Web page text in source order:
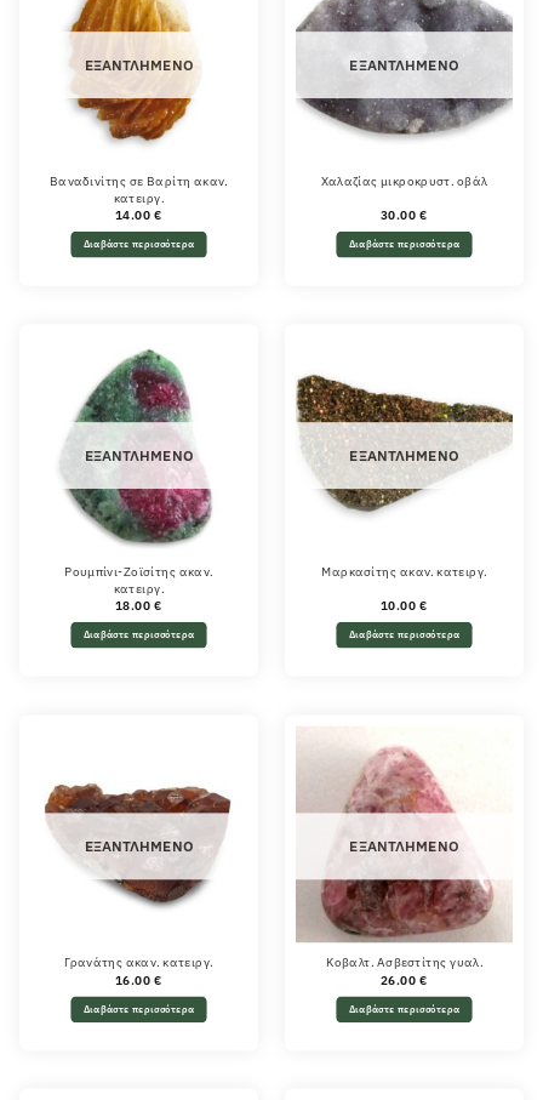
ΕΞΑΝΤΛΗΜΈΝΟ
Βαναδινίτης σε Βαρίτη ακαν.
κατειργ.
14.00 €
Διαβάστε περισσότερα
ΕΞΑΝΤΛΗΜΈΝΟ
Χαλαζίας μικροκρυστ. οβάλ
30.00 €
Διαβάστε περισσότερα
ΕΞΑΝΤΛΗΜΈΝΟ
Ρουμπίνι-Ζοϊσίτης ακαν.
κατειργ.
18.00 €
Διαβάστε περισσότερα
ΕΞΑΝΤΛΗΜΈΝΟ
Μαρκασίτης ακαν. κατειργ.
10.00 €
Διαβάστε περισσότερα
ΕΞΑΝΤΛΗΜΈΝΟ
Γρανάτης ακαν. κατειργ.
16.00 €
Διαβάστε περισσότερα
ΕΞΑΝΤΛΗΜΈΝΟ
Κοβαλτ. Ασβεστίτης γυαλ.
26.00 €
Διαβάστε περισσότερα